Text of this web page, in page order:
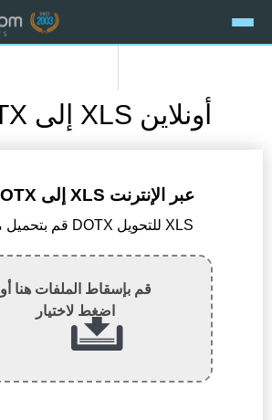
تحويل DOTX إلى XLS أونلاين
تحويل DOTX إلى XLS عبر الإنترنت
1) قم بتحميل ملف DOTX للتحويل XLS
قم بإسقاط الملفات هنا أو
اضغط لاختيار